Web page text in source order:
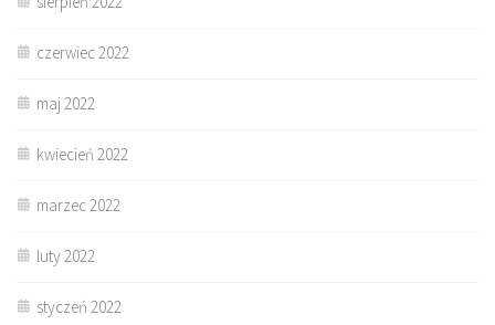
czerwiec 2022
maj 2022
kwiecień 2022
marzec 2022
luty 2022
styczeń 2022